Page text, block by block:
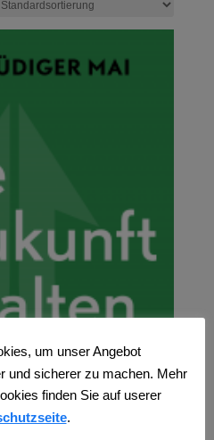
um unser Angebot
und sicherer zu machen. Mehr
finden Sie auf userer
.